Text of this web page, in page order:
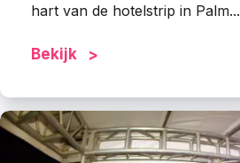
hart van de hotelstrip in Palm...
Bekijk